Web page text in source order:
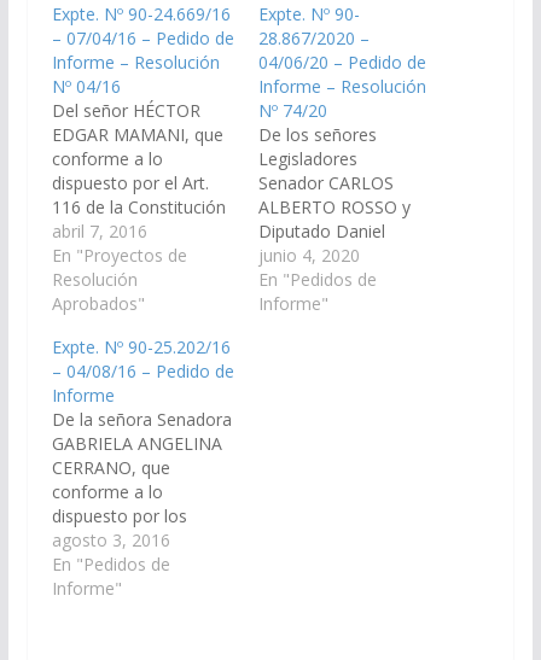
Expte. Nº 90-24.669/16
– 07/04/16 – Pedido de
Informe – Resolución
Nº 04/16
Del señor HÉCTOR
EDGAR MAMANI, que
conforme a lo
dispuesto por el Art.
116 de la Constitución
de la Provincia de
Salta, y el Art 149 del
reglamento de este
Cuerpo, solicito
cinco (5) días, al
Ministerio de
Infraestructura, Tierra
y Vivienda y Ministerio
de…
abril 7, 2016
En "Proyectos de
Resolución
Aprobados"
Expte. Nº 90-
28.867/2020 –
04/06/20 – Pedido de
Informe – Resolución
Nº 74/20
De los señores
Legisladores
Senador CARLOS
ALBERTO ROSSO y
Diputado Daniel
Segura, en
conformidad a lo
dispuesto por el art.
junio 4, 2020
En "Pedidos de
Informe"
Expte. Nº 90-25.202/16
– 04/08/16 – Pedido de
Informe
De la señora Senadora
GABRIELA ANGELINA
CERRANO, que
conforme a lo
dispuesto por los
artículos 116 de la
Constitución Provincial
y 149 del Reglamento
agosto 3, 2016
En "Pedidos de
Informe"